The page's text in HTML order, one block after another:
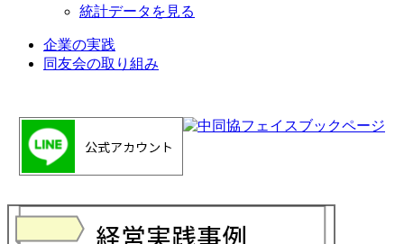
統計データを見る
企業の実践
同友会の取り組み